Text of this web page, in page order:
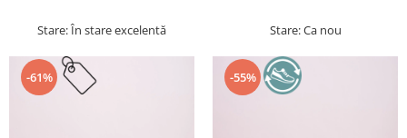
Stare: În stare excelentă Stare: Ca nou
-61% -55%